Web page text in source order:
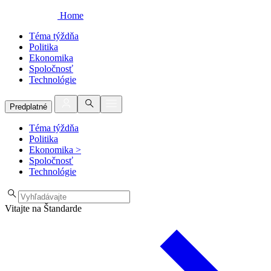
Home
Téma týždňa
Politika
Ekonomika
Spoločnosť
Technológie
Predplatné
Téma týždňa
Politika
Ekonomika >
Spoločnosť
Technológie
Vitajte na Štandarde